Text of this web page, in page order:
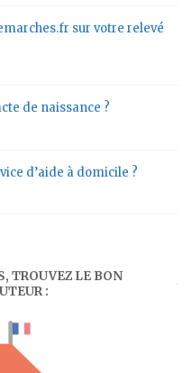
sur votre relevé
de naissance ?
d’aide à domicile ?
TROUVEZ LE BON
: